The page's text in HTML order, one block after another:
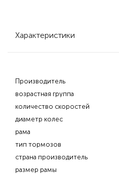
Характеристики
Производитель
возрастная группа
количество скоростей
диаметр колес
рама
тип тормозов
страна производитель
размер рамы